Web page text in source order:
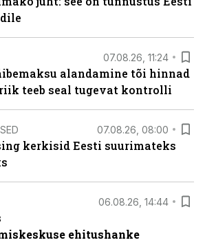
07.08.26, 11:24
alandamine tõi hinnad
teeb seal tugevat kontrolli
07.08.26, 08:00
kerkisid Eesti suurimateks
06.08.26, 14:44
ehitushanke